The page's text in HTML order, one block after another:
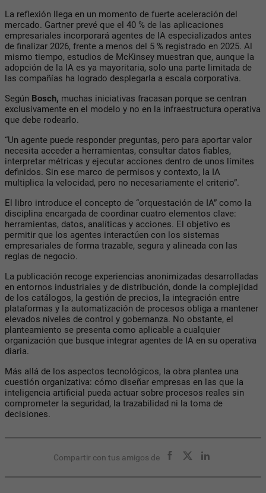
La reflexión llega en un momento de fuerte aceleración del
mercado. Gartner prevé que el 40 % de las aplicaciones
empresariales incorporará agentes de IA especializados antes
de finalizar 2026, frente a menos del 5 % registrado en 2025. Al
mismo tiempo, estudios de McKinsey muestran que, aunque la
adopción de la IA es ya mayoritaria, solo una parte limitada de
las compañías ha logrado desplegarla a escala corporativa.
Según Bosch, muchas iniciativas fracasan porque se centran
exclusivamente en el modelo y no en la infraestructura operativa
que debe rodearlo.
“Un agente puede responder preguntas, pero para aportar valor
necesita acceder a herramientas, consultar datos fiables,
interpretar métricas y ejecutar acciones dentro de unos límites
definidos. Sin ese marco de permisos y contexto, la IA
multiplica la velocidad, pero no necesariamente el criterio”.
El libro introduce el concepto de “orquestación de IA” como la
disciplina encargada de coordinar cuatro elementos clave:
herramientas, datos, analíticas y acciones. El objetivo es
permitir que los agentes interactúen con los sistemas
empresariales de forma trazable, segura y alineada con las
reglas de negocio.
La publicación recoge experiencias anonimizadas desarrolladas
en entornos industriales y de distribución, donde la complejidad
de los catálogos, la gestión de precios, la integración entre
plataformas y la automatización de procesos obliga a mantener
elevados niveles de control y gobernanza. No obstante, el
planteamiento se presenta como aplicable a cualquier
organización que busque integrar agentes de IA en su operativa
diaria.
Más allá de los aspectos tecnológicos, la obra plantea una
cuestión organizativa: cómo diseñar empresas en las que la
inteligencia artificial pueda actuar sobre procesos reales sin
comprometer la seguridad, la trazabilidad ni la toma de
decisiones.
Compartir con tus amigos de